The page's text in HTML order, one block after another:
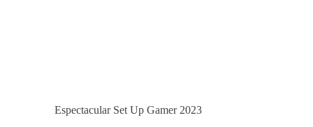
Espectacular Set Up Gamer 2023